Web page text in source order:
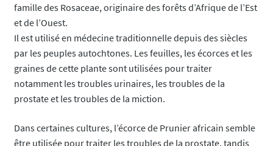
famille des Rosaceae, originaire des forêts d’Afrique de l’Est
et de l’Ouest.
Il est utilisé en médecine traditionnelle depuis des siècles
par les peuples autochtones. Les feuilles, les écorces et les
graines de cette plante sont utilisées pour traiter
notamment les troubles urinaires, les troubles de la
prostate et les troubles de la miction.
Dans certaines cultures, l’écorce de Prunier africain semble
être utilisée pour traiter les troubles de la prostate, tandis